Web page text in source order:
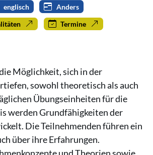
englisch Anders
Termine
Möglichkeit, sich in der
sowohl theoretisch als auch
Übungseinheiten für die
werden Grundfähigkeiten der
Die Teilnehmenden führen ein
über ihre Erfahrungen.